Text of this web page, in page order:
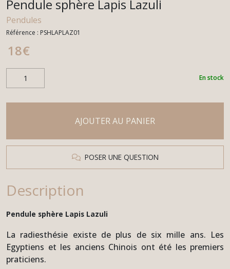
Pendule sphère Lapis Lazuli
Pendules
Référence : PSHLAPLAZ01
18€
En stock
AJOUTER AU PANIER
POSER UNE QUESTION
Description
Pendule sphère Lapis Lazuli
La radiesthésie existe de plus de six mille ans. Les
Egyptiens et les anciens Chinois ont été les premiers
praticiens.